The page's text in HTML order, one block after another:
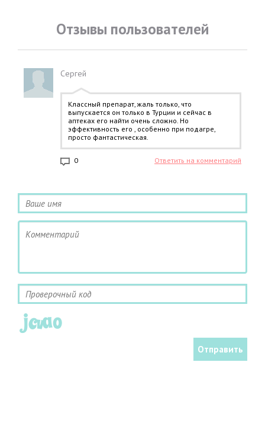
Отзывы пользователей
Сергей
Классный препарат, жаль только, что
выпускается он только в Турции и сейчас в
аптеках его найти очень сложно. Но
эффективность его , особенно при подагре,
просто фантастическая.
0 Ответить на комментарий